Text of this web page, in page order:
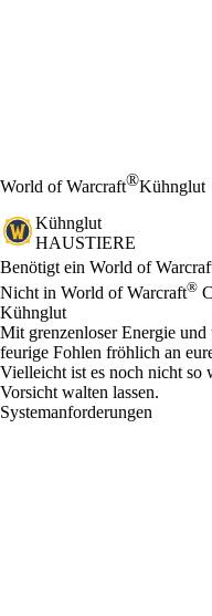
World of Warcraft®Kühnglut
Kühnglut
HAUSTIERE
Preis
Available actions
Benötigt ein World of
Nicht in World of Warcraft®
Kühnglut
Mit grenzenloser Energie und
feurige Fohlen fröhlich an
Vielleicht ist es noch nicht so
Vorsicht walten lassen.
Systemanforderungen